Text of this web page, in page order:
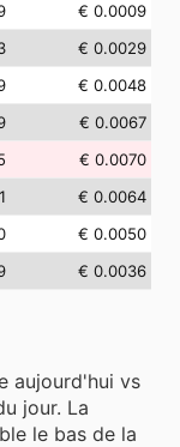
€ 0.0009
€ 0.0029
€ 0.0048
€ 0.0067
€ 0.0070
€ 0.0064
€ 0.0050
€ 0.0036
aujourd'hui vs
jour. La
le bas de la